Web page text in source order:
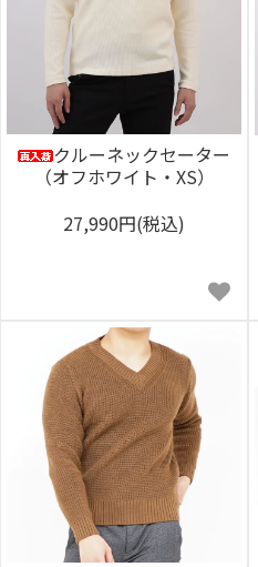
クルーネックセーター
（オフホワイト・XS）
27,990円(税込)